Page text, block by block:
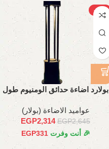
-12%
بولارد اضاءة حدائق الومنيوم طول
80 سم
عواميد الاضاءة (بولار)
EGP2,645
EGP2,314
🎉 أنت وفرت EGP331